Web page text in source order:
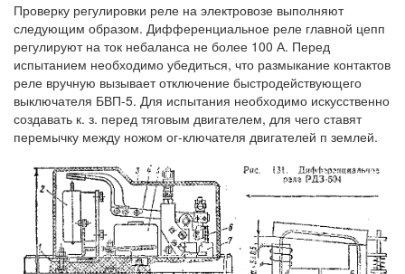
Проверку регулировки реле на электровозе выполняют
следующим образом. Дифференциальное реле главной цепп
регулируют на ток небаланса не более 100 А. Перед
испытанием необходимо убедиться, что размыкание контактов
реле вручную вызывает отключение быстродействующего
выключателя БВП-5. Для испытания необходимо искусственно
создавать к. з. перед тяговым двигателем, для чего ставят
перемычку между ножом ог-ключателя двигателей п землей.